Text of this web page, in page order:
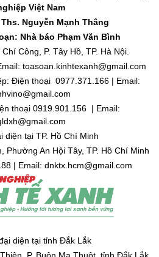
Việt Nam
Nguyễn Mạnh Thắng
Nhà báo Phạm Văn Bình
Công, P. Tây Hồ, TP. Hà Nội.
toasoan.kinhtexanh@gmail.com
Điện thoại 0977.371.166 | Email:
thoại 0919.901.156 | Email:
diện tại TP. Hồ Chí Minh
Phường An Hội Tây, TP. Hồ Chí Minh
| Email: dnktx.hcm@gmail.com
diện tại tỉnh Đắk Lắk
P. Buôn Ma Thuột, tỉnh Đắk Lắk